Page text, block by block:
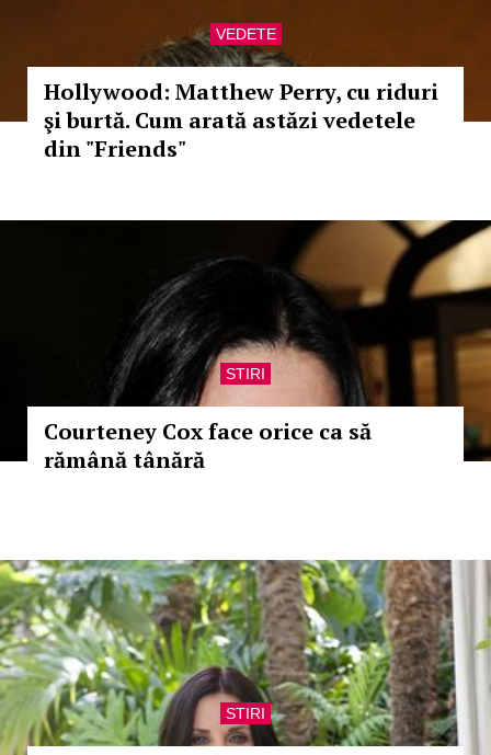
VEDETE
Hollywood: Matthew Perry, cu riduri
şi burtă. Cum arată astăzi vedetele
din "Friends"
STIRI
Courteney Cox face orice ca să
rămână tânără
STIRI